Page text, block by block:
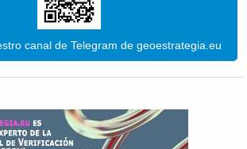
canal de Telegram de geoestrategia.eu